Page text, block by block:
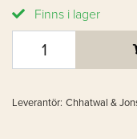
Finns i lager
Leverantör: Chhatwal &